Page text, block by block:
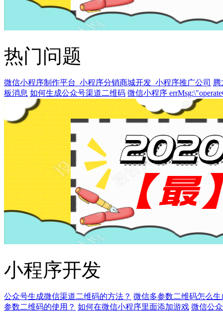
热门问题
微信小程序制作平台_小程序分销商城开发_小程序推广公司 腾
板消息 如何生成公众号渠道二维码 微信小程序
小程序开发
公众号生成微信渠道二维码的方法？ 微信多参数二维码怎么生
参数二维码的使用？ 如何在微信小程序里面添加游戏 微信公